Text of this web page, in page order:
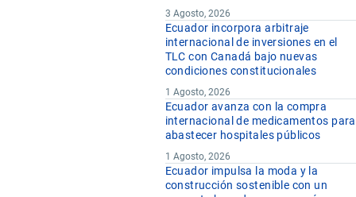
3 Agosto, 2026
Ecuador incorpora arbitraje
internacional de inversiones en el
TLC con Canadá bajo nuevas
condiciones constitucionales
1 Agosto, 2026
Ecuador avanza con la compra
internacional de medicamentos para
abastecer hospitales públicos
1 Agosto, 2026
Ecuador impulsa la moda y la
construcción sostenible con un